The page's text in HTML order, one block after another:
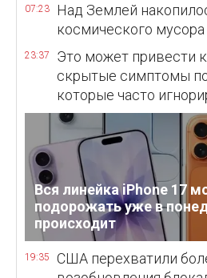
07:23
Над Землей
космического
23:37
Это может привести
скрытые симптомы
которые часто
Вся линейка iPhone 17
подорожать уже в
происходит
19:35
США перехватили